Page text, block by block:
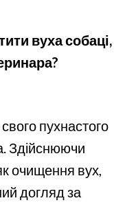
вуха собаці,
пухнастого
Здійснюючи
очищення вух,
догляд за